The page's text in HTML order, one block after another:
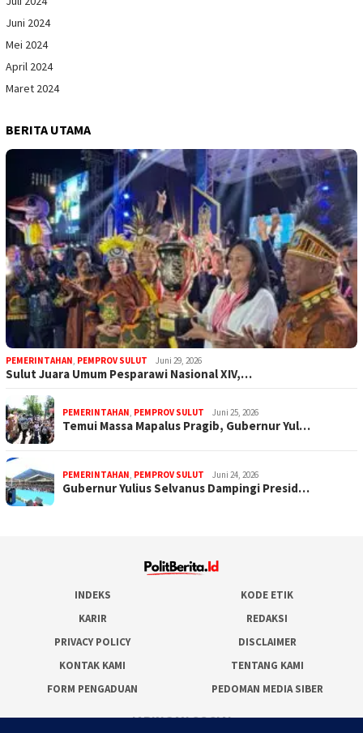
Juni 2024
Mei 2024
April 2024
Maret 2024
BERITA UTAMA
PEMERINTAHAN PEMPROV SULUT Juni 29, 2026
Sulut Juara Umum Pesparawi Nasional XIV,…
PEMERINTAHAN PEMPROV SULUT Juni 25, 2026
Temui Massa Mapalus Pragib, Gubernur Yul…
PEMERINTAHAN PEMPROV SULUT Juni 24, 2026
Gubernur Yulius Selvanus Dampingi Presid…
INDEKS
KODE ETIK
KARIR
REDAKSI
PRIVACY POLICY
DISCLAIMER
KONTAK KAMI
TENTANG KAMI
FORM PENGADUAN
PEDOMAN MEDIA SIBER
JARINGAN SOCIAL